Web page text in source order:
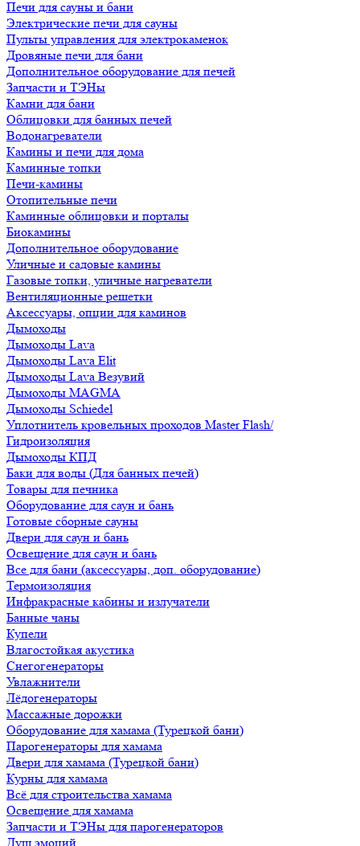
Печи для сауны и бани
Электрические печи для сауны
Пульты управления для электрокаменок
Дровяные печи для бани
Дополнительное оборудование для печей
Запчасти и ТЭНы
Камни для бани
Облицовки для банных печей
Водонагреватели
Камины и печи для дома
Каминные топки
Печи-камины
Отопительные печи
Каминные облицовки и порталы
Биокамины
Дополнительное оборудование
Уличные и садовые камины
Газовые топки, уличные нагреватели
Вентиляционные решетки
Аксессуары, опции для каминов
Дымоходы
Дымоходы Lava
Дымоходы Lava Elit
Дымоходы Lava Везувий
Дымоходы MAGMA
Дымоходы Schiedel
Уплотнитель кровельных проходов Master Flash/
Гидроизоляция
Дымоходы КПД
Баки для воды (Для банных печей)
Товары для печника
Оборудование для саун и бань
Готовые сборные сауны
Двери для саун и бань
Освещение для саун и бань
Все для бани (аксессуары, доп. оборудование)
Термоизоляция
Инфракрасные кабины и излучатели
Банные чаны
Купели
Влагостойкая акустика
Снегогенераторы
Увлажнители
Лёдогенераторы
Массажные дорожки
Оборудование для хамама (Турецкой бани)
Парогенераторы для хамама
Двери для хамама (Турецкой бани)
Курны для хамама
Всё для строительства хамама
Освещение для хамама
Запчасти и ТЭНы для парогенераторов
Душ эмоций